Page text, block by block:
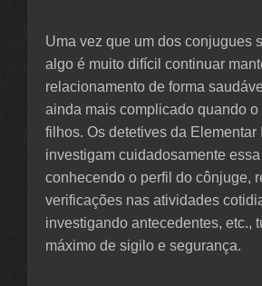
Uma vez que um dos conjugues
algo é muito difícil continuar
relacionamento de forma
ainda mais complicado quando
filhos. Os detetives da Elementar
investigam cuidadosamente
conhecendo o perfil do cônjuge,
verificações nas atividades
investigando antecedentes, etc.,
máximo de sigilo e segurança.